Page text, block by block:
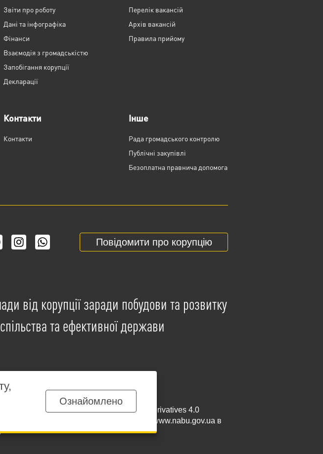
Звіти про роботу
Дані та інфографіка
Фінанси
Взаємодія з громадськістю
Запобігання корупції
Декларації
Перелік вакансій
Архів вакансій
Правила прийому
Контакти
Контакти
Інше
Рада громадського контролю
Публічні закупівлі
Безоплатна правнича допомога
Повідомити про корупцію
від корупції заради побудови та розвитку
та ефективної держави
Commons Attribution-NonCommercial-NoDerivatives 4.0
дозволяється за умови посилання на www.nabu.gov.ua в
Ознайомлено